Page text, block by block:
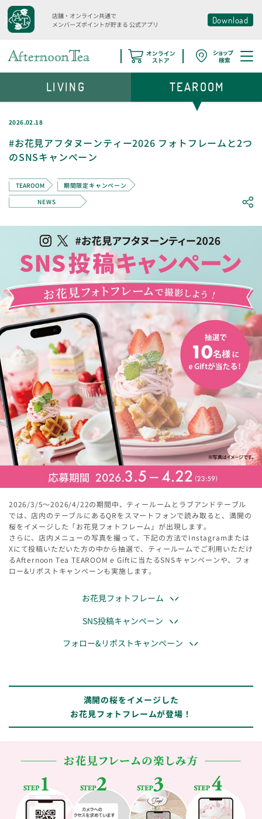
店舗・オンライン共通で
メンバーズポイントが貯まる 公式アプリ Download
2026.02.18
#お花見アフタヌーンティー2026 フォトフレームと2つ
のSNSキャンペーン
TEAROOM
期間限定キャンペーン
NEWS
2026/3/5～2026/4/22の期間中、ティールームとラブアンドテーブル
では、店内のテーブルにあるQRをスマートフォンで読み取ると、満開の
桜をイメージした「お花見フォトフレーム」が出現します。
さらに、店内メニューの写真を撮って、下記の方法でInstagramまたは
Xにて投稿いただいた方の中から抽選で、ティールームでご利用いただけ
るAfternoon Tea TEAROOM e Giftに当たるSNSキャンペーンや、フォ
ロー&リポストキャンペーンも実施します。
お花見フォトフレーム
SNS投稿キャンペーン
フォロー&リポストキャンペーン
満開の桜をイメージした
お花見フォトフレームが登場！
LIVING TEAROOM